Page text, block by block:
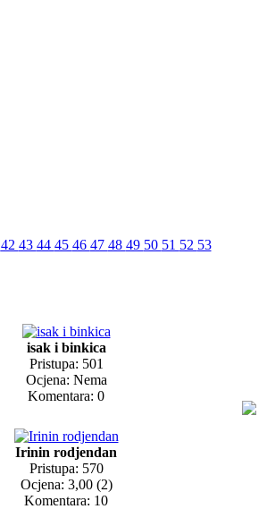
42 43 44 45 46 47 48 49 50 51 52 53
isak i binkica
Pristupa: 501
Ocjena: Nema
Komentara: 0
Irinin rodjendan
Pristupa: 570
Ocjena: 3,00 (2)
Komentara: 10